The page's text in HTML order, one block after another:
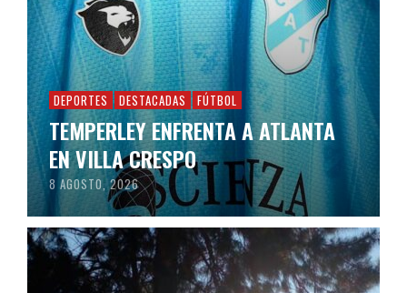
DEPORTES DESTACADAS FÚTBOL
TEMPERLEY ENFRENTA A ATLANTA
EN VILLA CRESPO
8 AGOSTO, 2026